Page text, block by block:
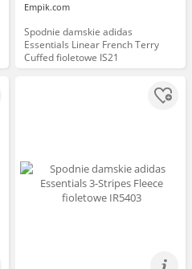
Empik.com
Spodnie damskie adidas
Essentials Linear French Terry
Cuffed fioletowe IS21